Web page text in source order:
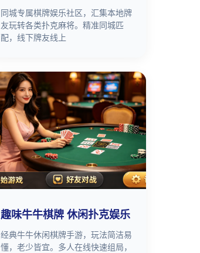
同城专属棋牌娱乐社区，汇集本地牌
友玩转各类扑克麻将。精准同城匹
配，线下牌友线上
趣味牛牛棋牌 休闲扑克娱乐
经典牛牛休闲棋牌手游，玩法简洁易
懂，老少皆宜。多人在线快速组局，